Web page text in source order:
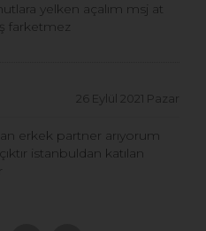
yelken açalım msj at
farketmez
26 Eylül 2021 Pazar
erkek partner arıyorum
istanbuldan katılan